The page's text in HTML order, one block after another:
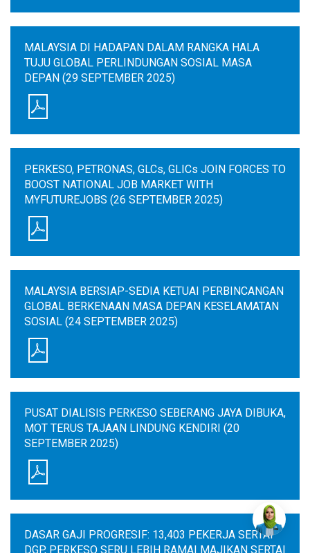
MALAYSIA DI HADAPAN DALAM RANGKA HALA
TUJU GLOBAL PERLINDUNGAN SOSIAL MASA
DEPAN (29 SEPTEMBER 2025)
PERKESO, PETRONAS, GLCs, GLICs JOIN FORCES TO
BOOST NATIONAL JOB MARKET WITH
MYFUTUREJOBS (26 SEPTEMBER 2025)
MALAYSIA BERSIAP-SEDIA KETUAI PERBINCANGAN
GLOBAL BERKENAAN MASA DEPAN KESELAMATAN
SOSIAL (24 SEPTEMBER 2025)
PUSAT DIALISIS PERKESO SEBERANG JAYA DIBUKA,
MOT TERUS TAJAAN LINDUNG KENDIRI (20
SEPTEMBER 2025)
DASAR GAJI PROGRESIF: 13,403 PEKERJA SERTAI
DGP, PERKESO SERU LEBIH RAMAI MAJIKAN SERTAI